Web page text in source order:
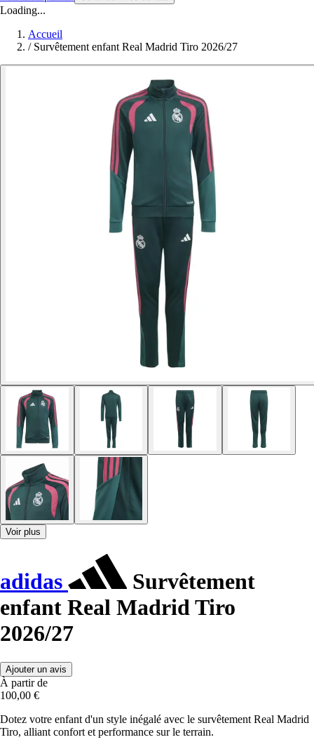
Loading...
Accueil
/ Survêtement enfant Real Madrid Tiro 2026/27
Voir plus
adidas
Survêtement
enfant Real Madrid Tiro
2026/27
Ajouter un avis
À partir de
100,00 €
Dotez votre enfant d'un style inégalé avec le survêtement Real Madrid
Tiro, alliant confort et performance sur le terrain.